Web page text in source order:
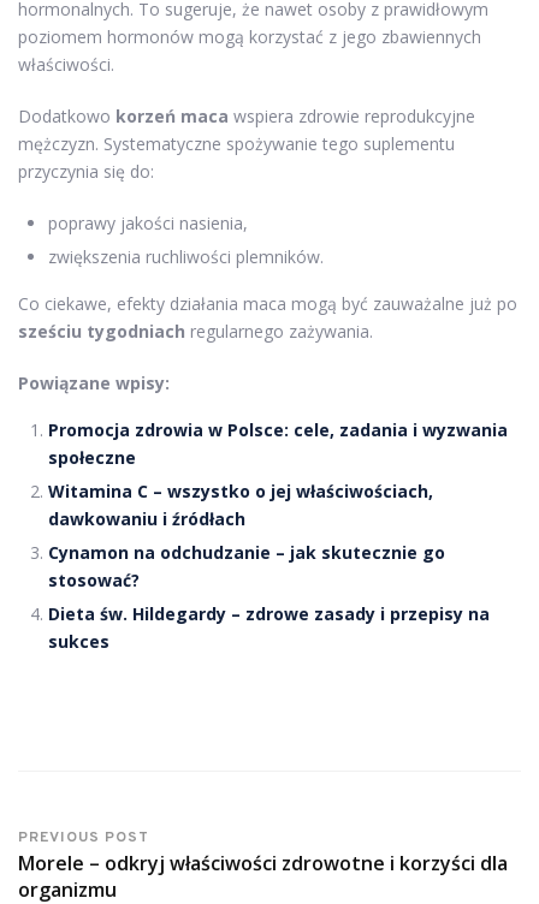
hormonalnych. To sugeruje, że nawet osoby z prawidłowym
poziomem hormonów mogą korzystać z jego zbawiennych
właściwości.
Dodatkowo korzeń maca wspiera zdrowie reprodukcyjne
mężczyzn. Systematyczne spożywanie tego suplementu
przyczynia się do:
poprawy jakości nasienia,
zwiększenia ruchliwości plemników.
Co ciekawe, efekty działania maca mogą być zauważalne już po
sześciu tygodniach regularnego zażywania.
Powiązane wpisy:
Promocja zdrowia w Polsce: cele, zadania i wyzwania
społeczne
Witamina C – wszystko o jej właściwościach,
dawkowaniu i źródłach
Cynamon na odchudzanie – jak skutecznie go
stosować?
Dieta św. Hildegardy – zdrowe zasady i przepisy na
sukces
PREVIOUS POST
Morele – odkryj właściwości zdrowotne i korzyści dla
organizmu